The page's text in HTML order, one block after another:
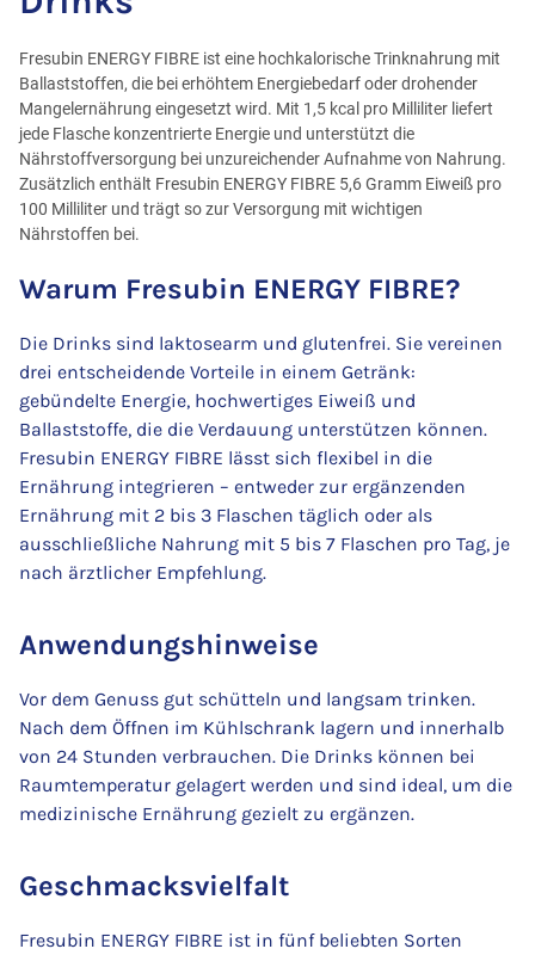
Fresubin ENERGY FIBRE ist eine hochkalorische Trinknahrung mit
Ballaststoffen, die bei erhöhtem Energiebedarf oder drohender
Mangelernährung eingesetzt wird. Mit 1,5 kcal pro Milliliter liefert
jede Flasche konzentrierte Energie und unterstützt die
Nährstoffversorgung bei unzureichender Aufnahme von Nahrung.
Zusätzlich enthält Fresubin ENERGY FIBRE 5,6 Gramm Eiweiß pro
100 Milliliter und trägt so zur Versorgung mit wichtigen
Nährstoffen bei.
Warum Fresubin ENERGY FIBRE?
Die Drinks sind laktosearm und glutenfrei. Sie vereinen
drei entscheidende Vorteile in einem Getränk:
gebündelte Energie, hochwertiges Eiweiß und
Ballaststoffe, die die Verdauung unterstützen können.
Fresubin ENERGY FIBRE lässt sich flexibel in die
Ernährung integrieren – entweder zur ergänzenden
Ernährung mit 2 bis 3 Flaschen täglich oder als
ausschließliche Nahrung mit 5 bis 7 Flaschen pro Tag, je
nach ärztlicher Empfehlung.
Anwendungshinweise
Vor dem Genuss gut schütteln und langsam trinken.
Nach dem Öffnen im Kühlschrank lagern und innerhalb
von 24 Stunden verbrauchen. Die Drinks können bei
Raumtemperatur gelagert werden und sind ideal, um die
medizinische Ernährung gezielt zu ergänzen.
Geschmacksvielfalt
Fresubin ENERGY FIBRE ist in fünf beliebten Sorten